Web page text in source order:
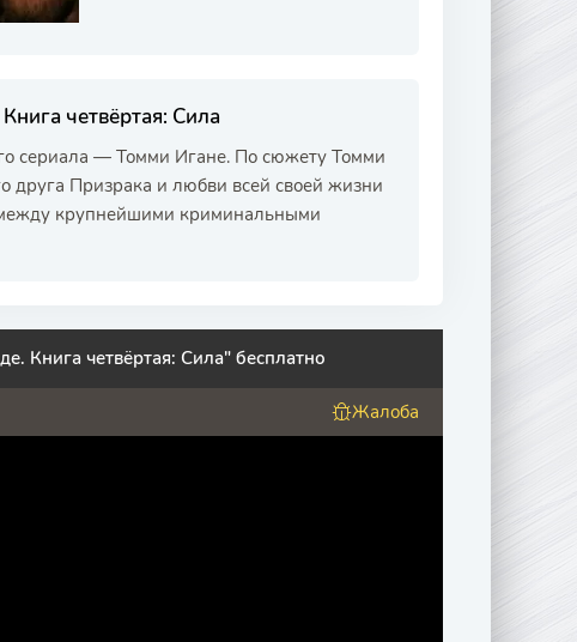
четвёртая: Сила
сериала — Томми Игане. По сюжету Томми
друга Призрака и любви всей своей жизни
крупнейшими криминальными
Книга четвёртая: Сила" бесплатно
Жалоба